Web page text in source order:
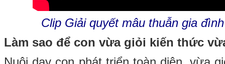
Clip Giải quyết mâu thuẫn gia
Làm sao để con vừa giỏi kiến thức